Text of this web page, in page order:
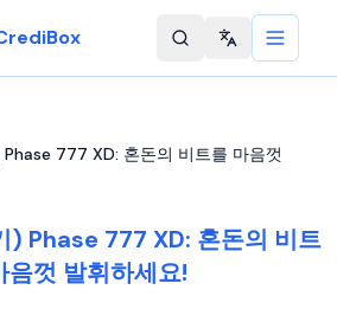
Change
777 XD: 혼돈의 비트를 마음껏
Phase 777 XD: 혼돈의 비트
음껏 발휘하세요!